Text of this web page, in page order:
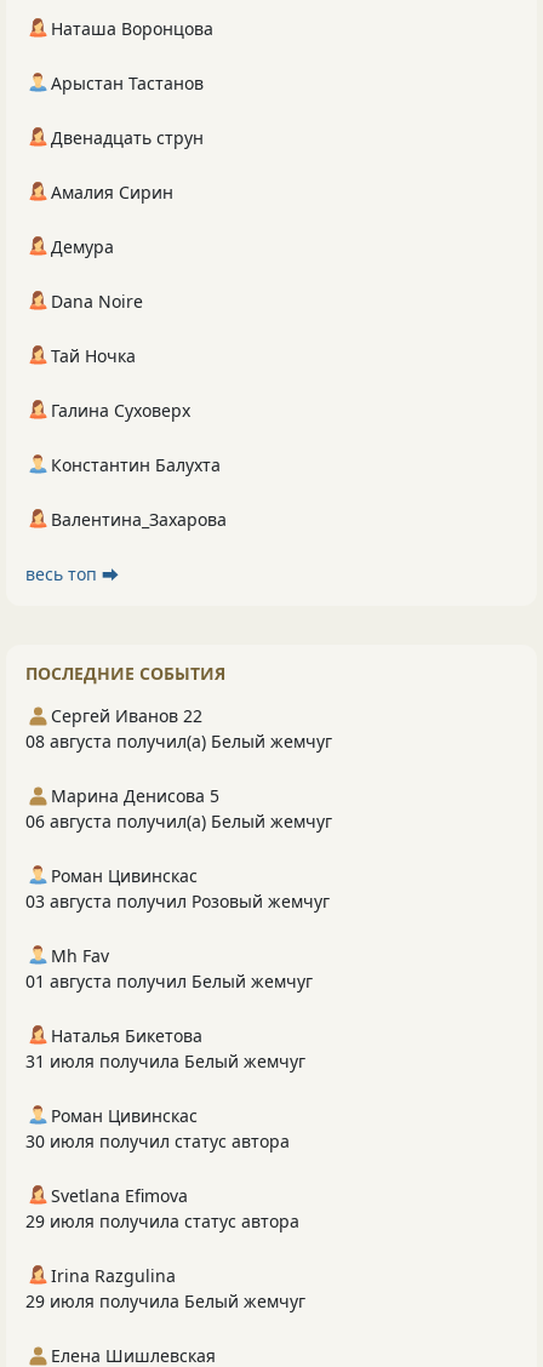
Наташа Воронцова
Арыстан Тастанов
Двенадцать струн
Амалия Сирин
Демура
Dana Noire
Тай Ночка
Галина Суховерх
Константин Балухта
Валентина_Захарова
весь топ ⮕
ПОСЛЕДНИЕ СОБЫТИЯ
Сергей Иванов 22
08 августа получил(а) Белый жемчуг
Марина Денисова 5
06 августа получил(а) Белый жемчуг
Роман Цивинскас
03 августа получил Розовый жемчуг
Mh Fav
01 августа получил Белый жемчуг
Наталья Бикетова
31 июля получила Белый жемчуг
Роман Цивинскас
30 июля получил статус автора
Svetlana Efimova
29 июля получила статус автора
Irina Razgulina
29 июля получила Белый жемчуг
Елена Шишлевская